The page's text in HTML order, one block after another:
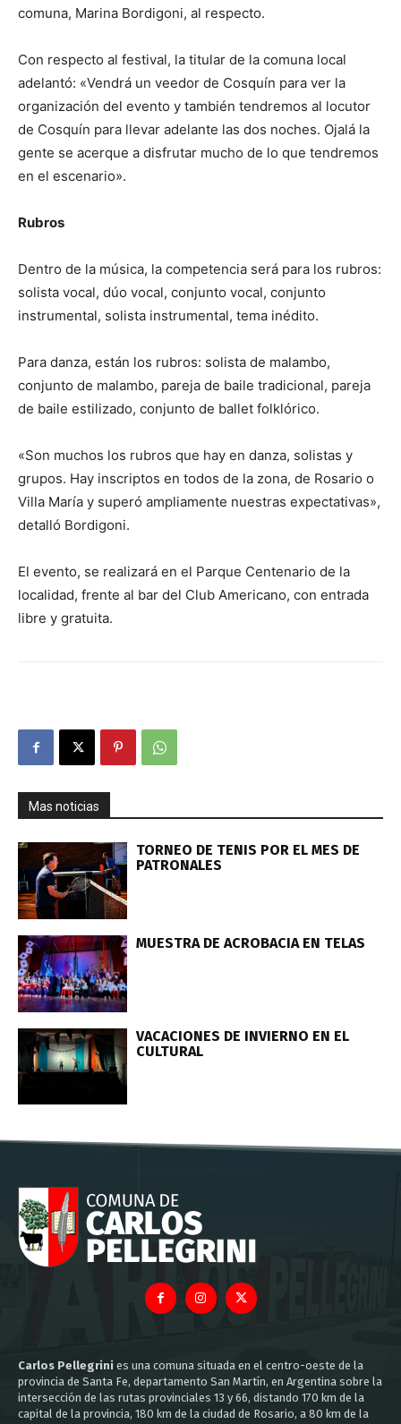
comuna, Marina Bordigoni, al respecto.
Con respecto al festival, la titular de la comuna local
adelantó: «Vendrá un veedor de Cosquín para ver la
organización del evento y también tendremos al locutor
de Cosquín para llevar adelante las dos noches. Ojalá la
gente se acerque a disfrutar mucho de lo que tendremos
en el escenario».
Rubros
Dentro de la música, la competencia será para los rubros:
solista vocal, dúo vocal, conjunto vocal, conjunto
instrumental, solista instrumental, tema inédito.
Para danza, están los rubros: solista de malambo,
conjunto de malambo, pareja de baile tradicional, pareja
de baile estilizado, conjunto de ballet folklórico.
«Son muchos los rubros que hay en danza, solistas y
grupos. Hay inscriptos en todos de la zona, de Rosario o
Villa María y superó ampliamente nuestras expectativas»,
detalló Bordigoni.
El evento, se realizará en el Parque Centenario de la
localidad, frente al bar del Club Americano, con entrada
libre y gratuita.
Mas noticias
TORNEO DE TENIS POR EL MES DE
PATRONALES
MUESTRA DE ACROBACIA EN TELAS
VACACIONES DE INVIERNO EN EL
CULTURAL
Carlos Pellegrini es una comuna situada en el centro-oeste de la
provincia de Santa Fe, departamento San Martín, en Argentina sobre la
intersección de las rutas provinciales 13 y 66, distando 170 km de la
capital de la provincia, 180 km de la ciudad de Rosario, a 80 km de la